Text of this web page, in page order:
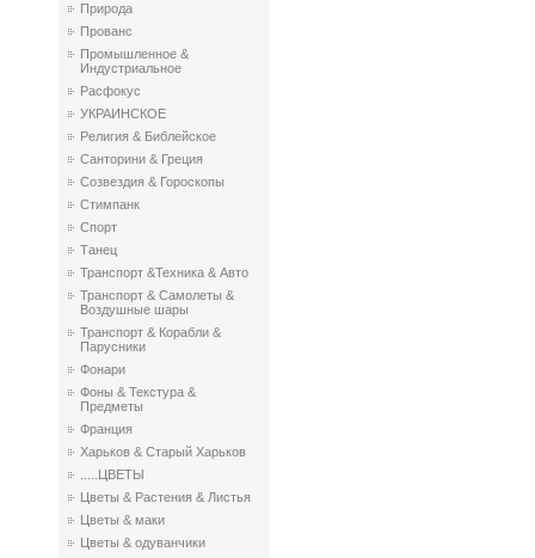
Природа
Прованс
Промышленное &
Индустриальное
Расфокус
УКРАИНСКОЕ
Религия & Библейское
Санторини & Греция
Созвездия & Гороскопы
Стимпанк
Спорт
Танец
Транспорт &Техника & Авто
Транспорт & Самолеты &
Воздушные шары
Транспорт & Корабли &
Парусники
Фонари
Фоны & Текстура &
Предметы
Франция
Харьков & Старый Харьков
.....ЦВЕТЫ
Цветы & Растения & Листья
Цветы & маки
Цветы & одуванчики